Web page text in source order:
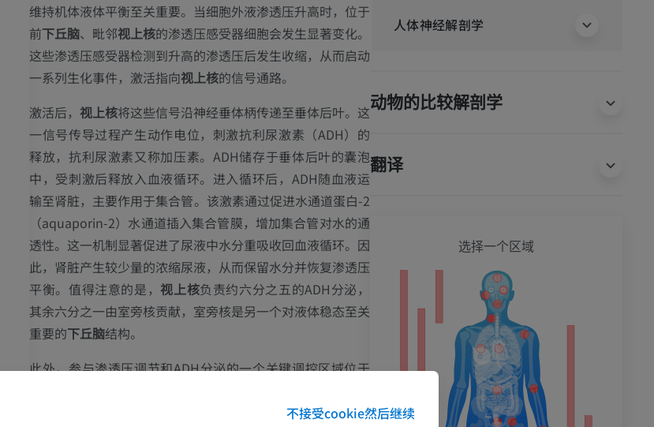
维持机体液体平衡至关重要。当细胞外液渗透压升高时，位于
前下丘脑、毗邻视上核的渗透压感受器细胞会发生显著变化。
这些渗透压感受器检测到升高的渗透压后发生收缩，从而启动
一系列生化事件，激活指向视上核的信号通路。
激活后， 视上核将这些信号沿神经垂体柄传递至垂体后叶。这
一信号传导过程产生动作电位，刺激抗利尿激素（ADH）的
释放，抗利尿激素又称加压素。ADH储存于垂体后叶的囊泡
中，受刺激后释放入血液循环。进入循环后，ADH随血液运
输至肾脏，主要作用于集合管。该激素通过促进水通道蛋白-2
（aquaporin-2）水通道插入集合管膜，增加集合管对水的通
透性。这一机制显著促进了尿液中水分重吸收回血液循环。因
此，肾脏产生较少量的浓缩尿液，从而保留水分并恢复渗透压
平衡。值得注意的是， 视上核负责约六分之五的ADH分泌，
其余六分之一由室旁核贡献，室旁核是另一个对液体稳态至关
重要的下丘脑结构。
此外，参与渗透压调节和ADH分泌的一个关键调控区域位于
该区域在检测液体平衡变化及调节ADH释放方面同样发挥着
人体神经解剖学
动物的比较解剖学
翻译
上肢MRI
优质会员
肩MRI
下肢
下肢血管造影
插画
下肢X光照片
选择一个区域
不接受cookie然后继续